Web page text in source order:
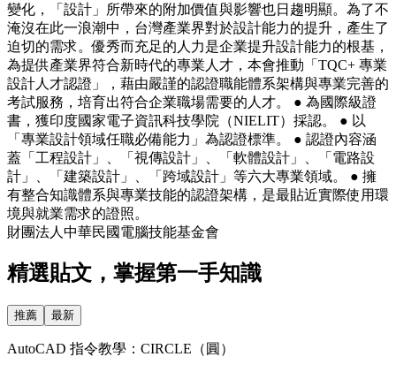
變化，「設計」所帶來的附加價值與影響也日趨明顯。為了不
淹沒在此一浪潮中，台灣產業界對於設計能力的提升，產生了
迫切的需求。優秀而充足的人力是企業提升設計能力的根基，
為提供產業界符合新時代的專業人才，本會推動「TQC+ 專業
設計人才認證」，藉由嚴謹的認證職能體系架構與專業完善的
考試服務，培育出符合企業職場需要的人才。 ● 為國際級證
書，獲印度國家電子資訊科技學院（NIELIT）採認。 ● 以
「專業設計領域任職必備能力」為認證標準。 ● 認證內容涵
蓋「工程設計」、「視傳設計」、「軟體設計」、「電路設
計」、「建築設計」、「跨域設計」等六大專業領域。 ● 擁
有整合知識體系與專業技能的認證架構，是最貼近實際使用環
境與就業需求的證照。
財團法人中華民國電腦技能基金會
精選貼文，掌握第一手知識
推薦 最新
AutoCAD 指令教學：CIRCLE（圓）